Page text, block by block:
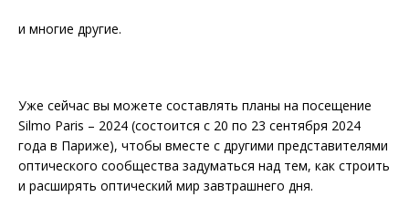
и многие другие.
Уже сейчас вы можете составлять планы на посещение
Silmo Paris – 2024 (состоится с 20 по 23 сентября 2024
года в Париже), чтобы вместе с другими представителями
оптического сообщества задуматься над тем, как строить
и расширять оптический мир завтрашнего дня.